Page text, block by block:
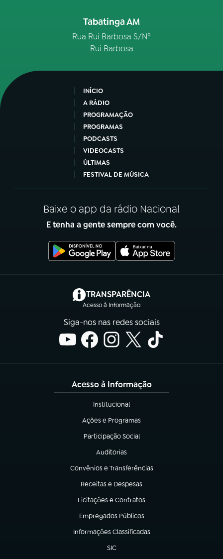
Tabatinga AM
Rua Rui Barbosa S/Nº
Rui Barbosa
INÍCIO
A RÁDIO
PROGRAMAÇÃO
PROGRAMAS
PODCASTS
VIDEOCASTS
ÚLTIMAS
FESTIVAL DE MÚSICA
Baixe o app da rádio Nacional
E tenha a gente sempre com você.
TRANSPARÊNCIA
Acesso à Informação
(abre em nova aba)
Siga-nos nas redes sociais
Acesso à Informação
Institucional
(abre em nova aba)
Ações e Programas
(abre em nova aba)
Participação Social
(abre em nova aba)
Auditorias
(abre em nova aba)
Convênios e Transferências
(abre em nova aba)
Receitas e Despesas
(abre em nova aba)
Licitações e Contratos
(abre em nova aba)
Empregados Públicos
(abre em nova aba)
Informações Classificadas
(abre em nova aba)
SIC
(abre em nova aba)